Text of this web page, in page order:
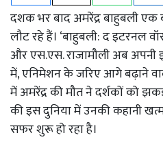
दशक भर बाद अमरेंद्र बाहुबली एक
लौट रहे हैं। ‘बाहुबली: द इटरनल
और एस.एस. राजामौली अब
में, एनिमेशन के जरिए आगे बढ़ाने
में अमरेंद्र की मौत ने दर्शकों को
की इस दुनिया में उनकी कहानी
सफर शुरू हो रहा है।